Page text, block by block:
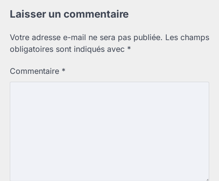
l’article
Laisser un commentaire
Votre adresse e-mail ne sera pas publiée. Les champs
obligatoires sont indiqués avec *
Commentaire *